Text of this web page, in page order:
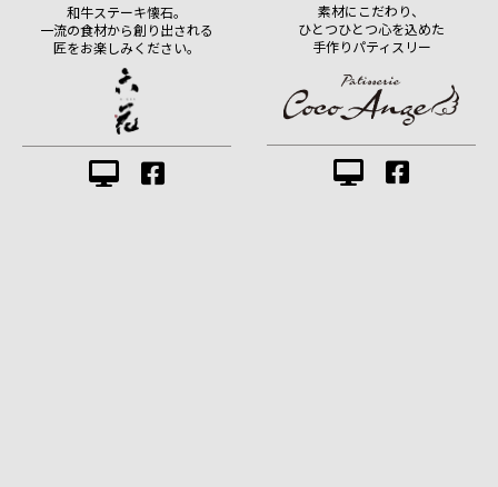
和牛ステーキ懐石。
一流の食材から創り出される
匠をお楽しみください。
素材にこだわり、
ひとつひとつ心を込めた
手作りパティスリー